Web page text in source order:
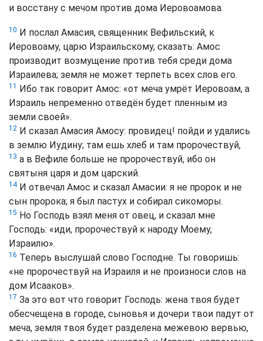
и восстану с мечом против дома Иеровоамова.
10 И послал Амасия, священник Вефильский, к
Иеровоаму, царю Израильскому, сказать: Амос
производит возмущение против тебя среди дома
Израилева; земля не может терпеть всех слов его.
11 Ибо так говорит Амос: «от меча умрёт Иеровоам, а
Израиль непременно отведён будет пленным из
земли своей».
12 И сказал Амасия Амосу: провидец! пойди и удались
в землю Иудину; там ешь хлеб и там пророчествуй,
13 а в Вефиле больше не пророчествуй, ибо он
святыня царя и дом царский.
14И отвечал Амос и сказал Амасии: я не пророк и не
сын пророка; я был пастух и собирал сикоморы.
15 Но Господь взял меня от овец, и сказал мне
Господь: «иди, пророчествуй к народу Моему,
Израилю».
16 Теперь выслушай слово Господне. Ты говоришь:
«не пророчествуй на Израиля и не произноси слов на
дом Исааков».
17 За это вот что говорит Господь: жена твоя будет
обесчещена в городе, сыновья и дочери твои падут от
меча, земля твоя будет разделена межевою вервью,